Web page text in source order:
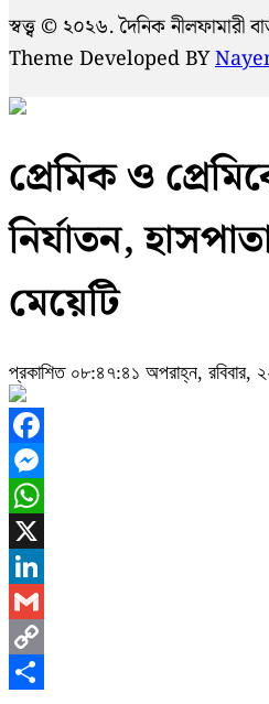
স্বত্ত্ব © ২০২৬. দৈনিক নীলফামারী
Theme Developed BY
প্রেমিক ও
নির্যাতন,
মেয়েটি
প্রকাশিত ০৮:৪৭:৪১ অপরাহ্ন, রবিবার,
Facebook
Messenger
WhatsApp
X
LinkedIn
Gmail
Copy